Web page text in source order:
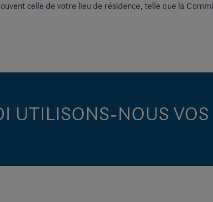
celle de votre lieu de résidence, telle que la
UTILISONS-NOUS